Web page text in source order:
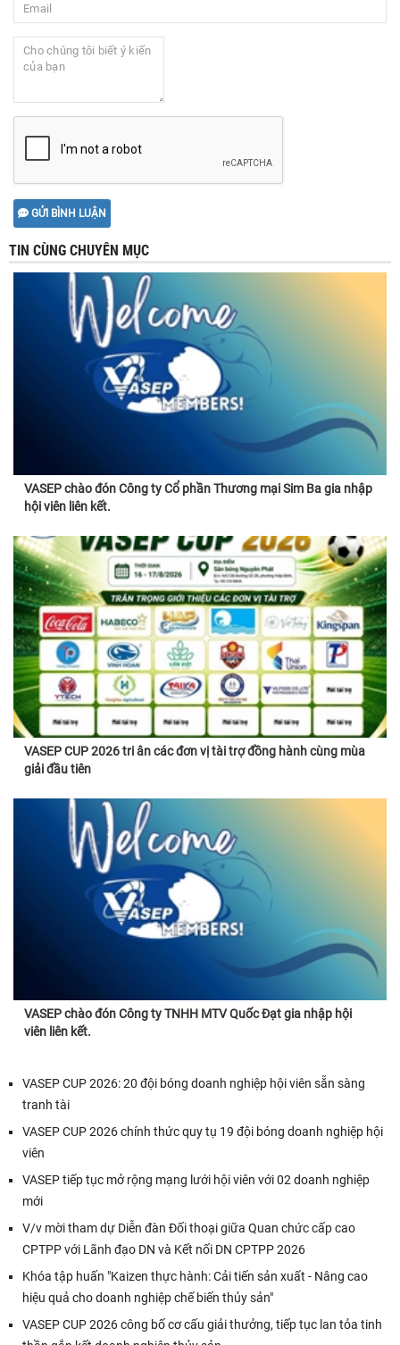
GỬI BÌNH LUẬN
TIN CÙNG CHUYÊN MỤC
VASEP chào đón Công ty Cổ phần Thương mại Sim Ba gia nhập
hội viên liên kết.
VASEP CUP 2026 tri ân các đơn vị tài trợ đồng hành cùng mùa
giải đầu tiên
VASEP chào đón Công ty TNHH MTV Quốc Đạt gia nhập hội
viên liên kết.
VASEP CUP 2026: 20 đội bóng doanh nghiệp hội viên sẵn sàng
tranh tài
VASEP CUP 2026 chính thức quy tụ 19 đội bóng doanh nghiệp hội
viên
VASEP tiếp tục mở rộng mạng lưới hội viên với 02 doanh nghiệp
mới
V/v mời tham dự Diễn đàn Đối thoại giữa Quan chức cấp cao
CPTPP với Lãnh đạo DN và Kết nối DN CPTPP 2026
Khóa tập huấn "Kaizen thực hành: Cải tiến sản xuất - Nâng cao
hiệu quả cho doanh nghiệp chế biến thủy sản"
VASEP CUP 2026 công bố cơ cấu giải thưởng, tiếp tục lan tỏa tinh